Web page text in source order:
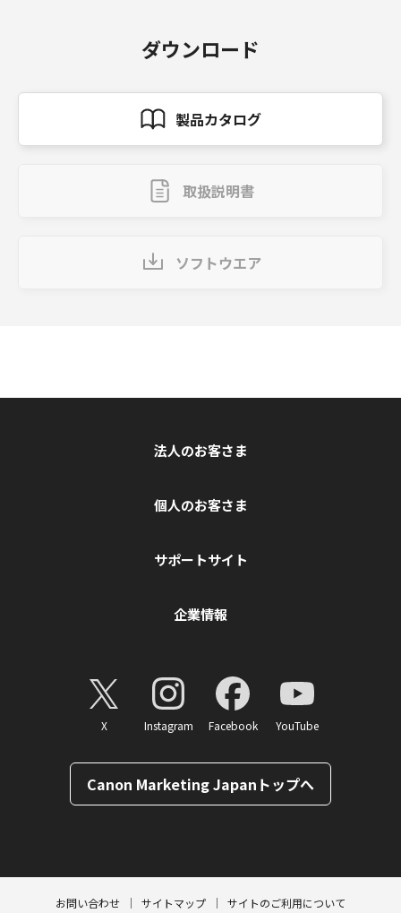
ダウンロード
製品カタログ
取扱説明書
ソフトウエア
法人のお客さま
個人のお客さま
サポートサイト
企業情報
X Instagram Facebook YouTube
Canon Marketing Japanトップへ
お問い合わせ サイトマップ サイトのご利用について